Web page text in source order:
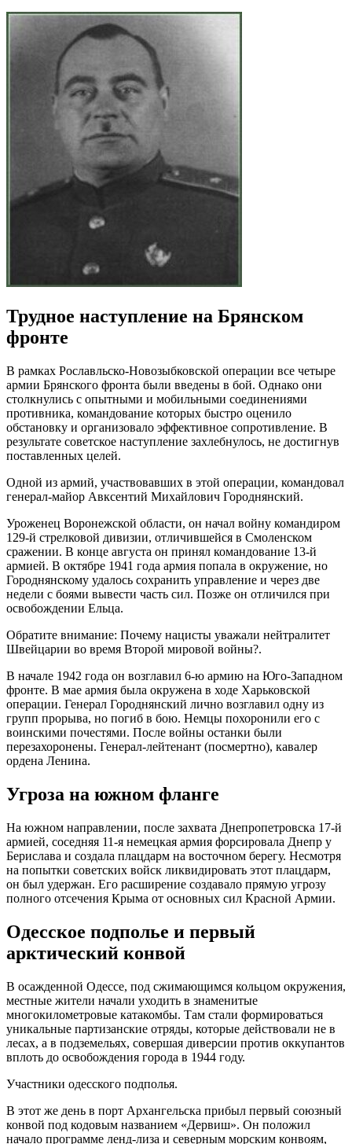
Трудное наступление на Брянском
фронте
В рамках Рославльско-Новозыбковской операции все четыре
армии Брянского фронта были введены в бой. Однако они
столкнулись с опытными и мобильными соединениями
противника, командование которых быстро оценило
обстановку и организовало эффективное сопротивление. В
результате советское наступление захлебнулось, не достигнув
поставленных целей.
Одной из армий, участвовавших в этой операции, командовал
генерал-майор Авксентий Михайлович Городнянский.
Уроженец Воронежской области, он начал войну командиром
129-й стрелковой дивизии, отличившейся в Смоленском
сражении. В конце августа он принял командование 13-й
армией. В октябре 1941 года армия попала в окружение, но
Городнянскому удалось сохранить управление и через две
недели с боями вывести часть сил. Позже он отличился при
освобождении Ельца.
Обратите внимание: Почему нацисты уважали нейтралитет
Швейцарии во время Второй мировой войны?.
В начале 1942 года он возглавил 6-ю армию на Юго-Западном
фронте. В мае армия была окружена в ходе Харьковской
операции. Генерал Городнянский лично возглавил одну из
групп прорыва, но погиб в бою. Немцы похоронили его с
воинскими почестями. После войны останки были
перезахоронены. Генерал-лейтенант (посмертно), кавалер
ордена Ленина.
Угроза на южном фланге
На южном направлении, после захвата Днепропетровска 17-й
армией, соседняя 11-я немецкая армия форсировала Днепр у
Берислава и создала плацдарм на восточном берегу. Несмотря
на попытки советских войск ликвидировать этот плацдарм,
он был удержан. Его расширение создавало прямую угрозу
полного отсечения Крыма от основных сил Красной Армии.
Одесское подполье и первый
арктический конвой
В осажденной Одессе, под сжимающимся кольцом окружения,
местные жители начали уходить в знаменитые
многокилометровые катакомбы. Там стали формироваться
уникальные партизанские отряды, которые действовали не в
лесах, а в подземельях, совершая диверсии против оккупантов
вплоть до освобождения города в 1944 году.
Участники одесского подполья.
В этот же день в порт Архангельска прибыл первый союзный
конвой под кодовым названием «Дервиш». Он положил
начало программе ленд-лиза и северным морским конвоям,